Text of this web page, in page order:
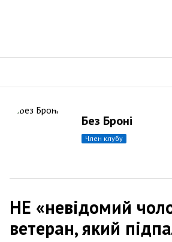
Без Броні
член клубу
НЕ «невідомий
ветеран, який